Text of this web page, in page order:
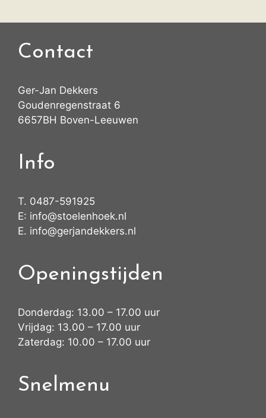
Contact
Ger-Jan Dekkers
Goudenregenstraat 6
6657BH Boven-Leeuwen
Info
T. 0487-591925
E: info@stoelenhoek.nl
E. info@gerjandekkers.nl
Openingstijden
Donderdag: 13.00 – 17.00 uur
Vrijdag: 13.00 – 17.00 uur
Zaterdag: 10.00 – 17.00 uur
Snelmenu